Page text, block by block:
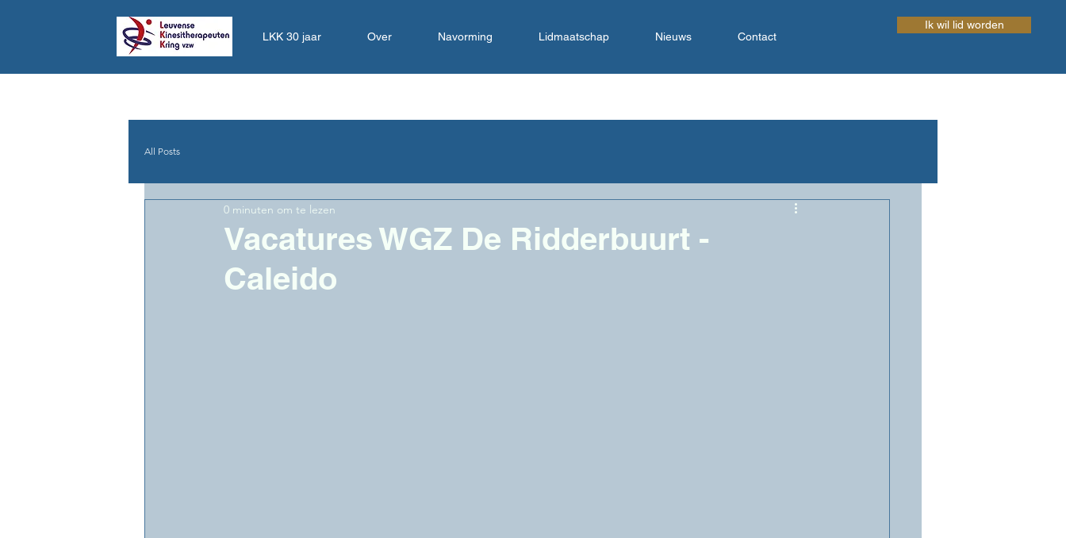
LKK 30 jaar Over Navorming Lidmaatschap Nieuws Contact
Ik wil lid worden
All Posts
Vacatures WGZ De Ridderbuurt -
Caleido
0 minuten om te lezen